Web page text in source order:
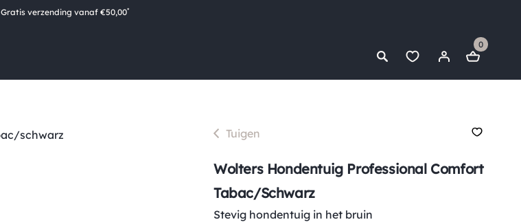
Gratis verzending vanaf €50,00*
0
Tuigen
Wolters Hondentuig Professional Comfort
Tabac/schwarz
Stevig hondentuig in het bruin